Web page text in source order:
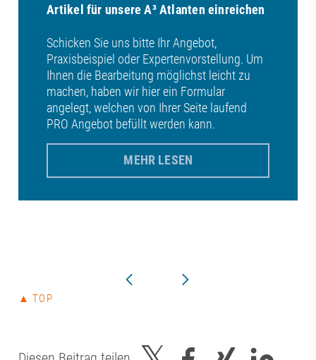
Artikel für unsere A³ Atlanten einreichen
Schicken Sie uns bitte Ihr Angebot,
Praxisbeispiel oder Expertenvorstellung. Um
Ihnen die Bearbeitung möglichst leicht zu
machen, haben wir hier ein Formular
angelegt, welchen von Ihrer Seite laufend
PRO Angebot befüllt werden kann.
MEHR LESEN
▲ TOP